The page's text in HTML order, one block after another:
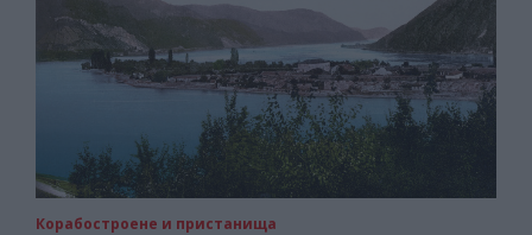
Корабостроене и пристанища